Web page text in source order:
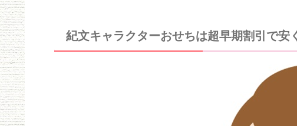
紀文キャラクターおせちは超早期割引で安